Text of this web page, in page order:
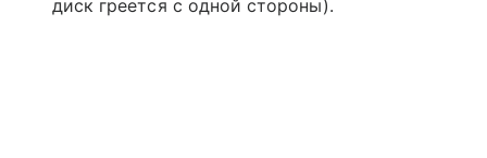
диск греется с одной стороны).